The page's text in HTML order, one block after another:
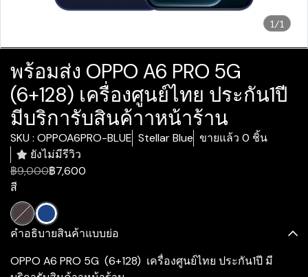
1/1
พร้อมส่ง OPPO A6 PRO 5G
(6+128) เครื่องศูนย์ไทย ประกัน1ปี
มีบริการับสินค้าาหน้าร้าน
SKU : OPPOA6PRO-BLUE Stellar Blue ขายแล้ว 0 ชิ้น
ยังไม่มีรีวิว
฿9,000฿7,600
สี
คำอธิบายสินค้าแบบย่อ
OPPO A6 PRO 5G (6+128) เครื่องศูนย์ไทย ประกัน1ปี มี